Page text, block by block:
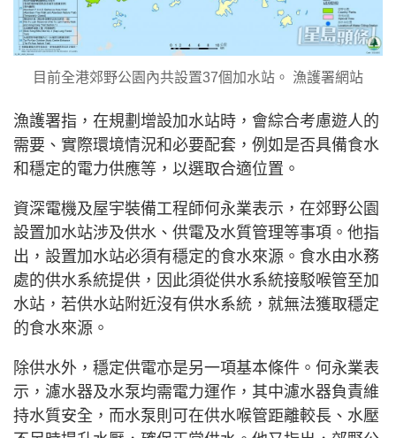
目前全港郊野公園內共設置37個加水站。 漁護署網站
漁護署指，在規劃增設加水站時，會綜合考慮遊人的
需要、實際環境情況和必要配套，例如是否具備食水
和穩定的電力供應等，以選取合適位置。
資深電機及屋宇裝備工程師何永業表示，在郊野公園
設置加水站涉及供水、供電及水質管理等事項。他指
出，設置加水站必須有穩定的食水來源。食水由水務
處的供水系統提供，因此須從供水系統接駁喉管至加
水站，若供水站附近沒有供水系統，就無法獲取穩定
的食水來源。
除供水外，穩定供電亦是另一項基本條件。何永業表
示，濾水器及水泵均需電力運作，其中濾水器負責維
持水質安全，而水泵則可在供水喉管距離較長、水壓